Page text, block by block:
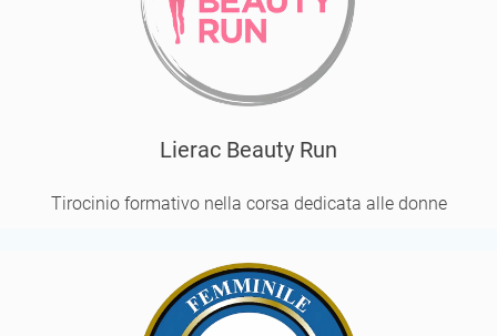
Lierac Beauty Run
Tirocinio formativo nella corsa dedicata alle donne